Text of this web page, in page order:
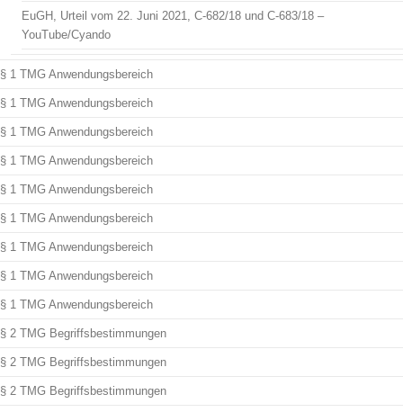
EuGH, Urteil vom 22. Juni 2021, C-682/18 und C-683/18 –
YouTube/Cyando
§ 1 TMG Anwendungsbereich
§ 1 TMG Anwendungsbereich
§ 1 TMG Anwendungsbereich
§ 1 TMG Anwendungsbereich
§ 1 TMG Anwendungsbereich
§ 1 TMG Anwendungsbereich
§ 1 TMG Anwendungsbereich
§ 1 TMG Anwendungsbereich
§ 1 TMG Anwendungsbereich
§ 2 TMG Begriffsbestimmungen
§ 2 TMG Begriffsbestimmungen
§ 2 TMG Begriffsbestimmungen